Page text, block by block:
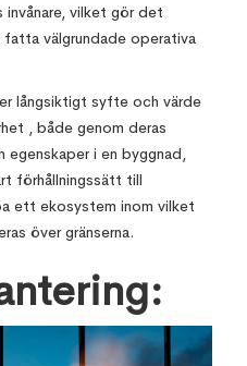
invånare, vilket gör det
välgrundade operativa
långsiktigt syfte och värde
, både genom deras
egenskaper i en byggnad,
förhållningssätt till
ett ekosystem inom vilket
över gränserna.